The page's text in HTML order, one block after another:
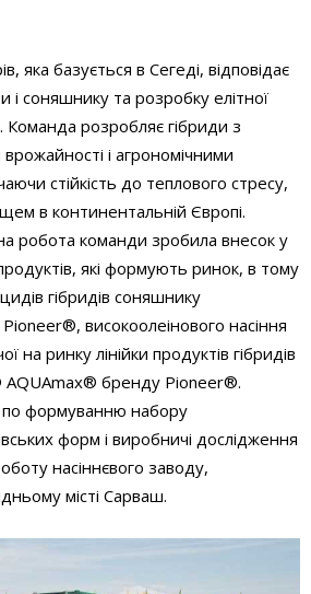
яка базується в Сегеді, відповідає
і соняшнику та розробку елітної
розробляє гібриди з
і агрономічними
стійкість до теплового стресу,
в континентальній Європі.
робота команди зробила внесок у
які формують ринок, в тому
гібридів соняшнику
високоолеінового насіння
на ринку лінійки продуктів гібридів
AQUAmax® бренду Pioneer®.
формуванню набору
форм і виробничі дослідження
насіннєвого заводу,
місті Сарваш.